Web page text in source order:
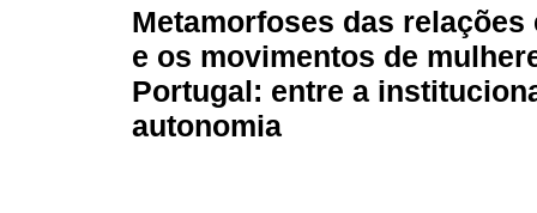
Metamorfoses das relações
e os movimentos de
Portugal: entre a
autonomia